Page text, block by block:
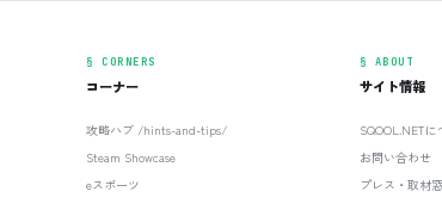
§ CORNERS
コーナー
攻略ハブ /hints-and-tips/
Steam Showcase
eスポーツ
§ ABOUT
サイト情報
SQOOL.NETに
お問い合わせ
プレス・取材